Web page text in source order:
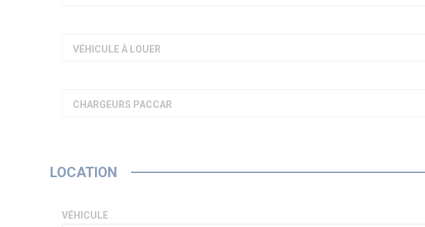
VÉHICULE À LOUER
CHARGEURS PACCAR
LOCATION
VÉHICULE